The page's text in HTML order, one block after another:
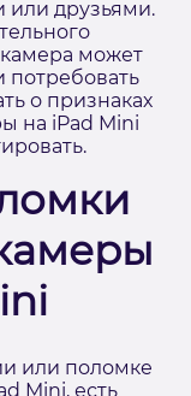
или друзьями.
может
потребовать
о признаках
на iPad Mini
или поломке
Mini, есть